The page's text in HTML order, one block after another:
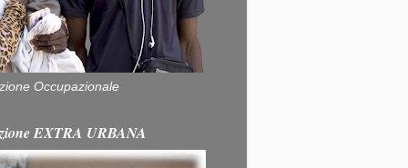
Occupazionale
EXTRA URBANA